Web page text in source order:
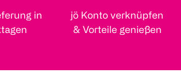
in
jö Konto verknüpfen
& Vorteile genießen